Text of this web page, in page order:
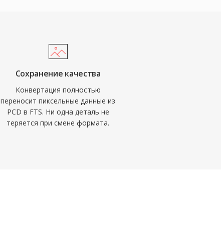
Сохранение качества
Конвертация полностью
переносит пиксельные данные из
PCD в FTS. Ни одна деталь не
теряется при смене формата.